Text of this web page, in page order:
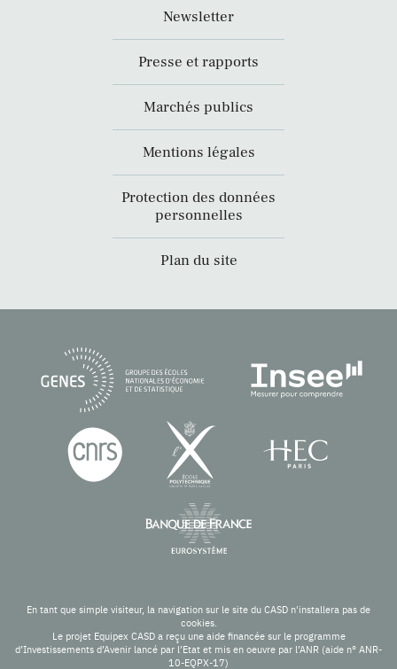
Newsletter
Presse et rapports
Marchés publics
Mentions légales
Protection des données
personnelles
Plan du site
En tant que simple visiteur, la navigation sur le site du CASD n'installera pas de
cookies.
Le projet Equipex CASD a reçu une aide financée sur le programme
d’Investissements d’Avenir lancé par l’Etat et mis en oeuvre par l’ANR (aide n° ANR-
10-EQPX-17)